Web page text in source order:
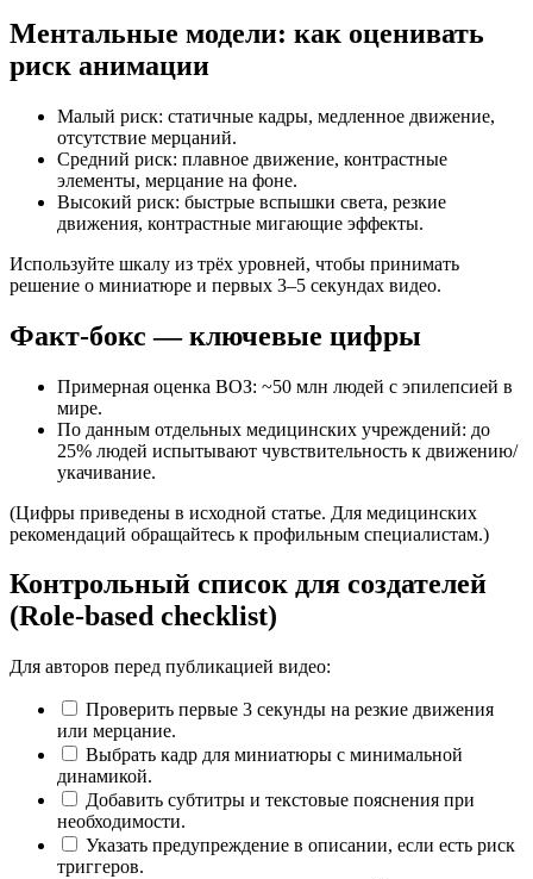
Ментальные модели: как оценивать
риск анимации
Малый риск: статичные кадры, медленное движение,
отсутствие мерцаний.
Средний риск: плавное движение, контрастные
элементы, мерцание на фоне.
Высокий риск: быстрые вспышки света, резкие
движения, контрастные мигающие эффекты.
Используйте шкалу из трёх уровней, чтобы принимать
решение о миниатюре и первых 3–5 секундах видео.
Факт-бокс — ключевые цифры
Примерная оценка ВОЗ: ~50 млн людей с эпилепсией в
мире.
По данным отдельных медицинских учреждений: до
25% людей испытывают чувствительность к движению/
укачивание.
(Цифры приведены в исходной статье. Для медицинских
рекомендаций обращайтесь к профильным специалистам.)
Контрольный список для создателей
(Role-based checklist)
Для авторов перед публикацией видео:
Проверить первые 3 секунды на резкие движения
или мерцание.
Выбрать кадр для миниатюры с минимальной
динамикой.
Добавить субтитры и текстовые пояснения при
необходимости.
Указать предупреждение в описании, если есть риск
триггеров.